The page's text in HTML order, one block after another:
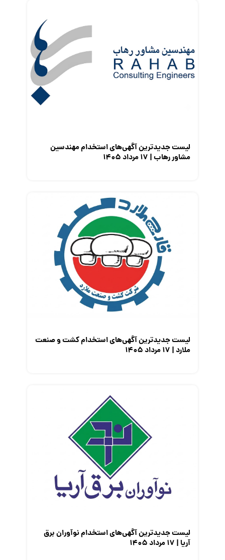
گزارش‌های آماری
مصاحبه شغلی
معرفی شرکت ها
لیست جدیدترین آگهی‌های استخدام مهندسین
مشاور رهاب | ۱۷ مرداد ۱۴۰۵
لیست جدیدترین آگهی‌های استخدام کشت و صنعت
ملارد | ۱۷ مرداد ۱۴۰۵
لیست جدیدترین آگهی‌های استخدام نوآوران برق
آریا | ۱۷ مرداد ۱۴۰۵